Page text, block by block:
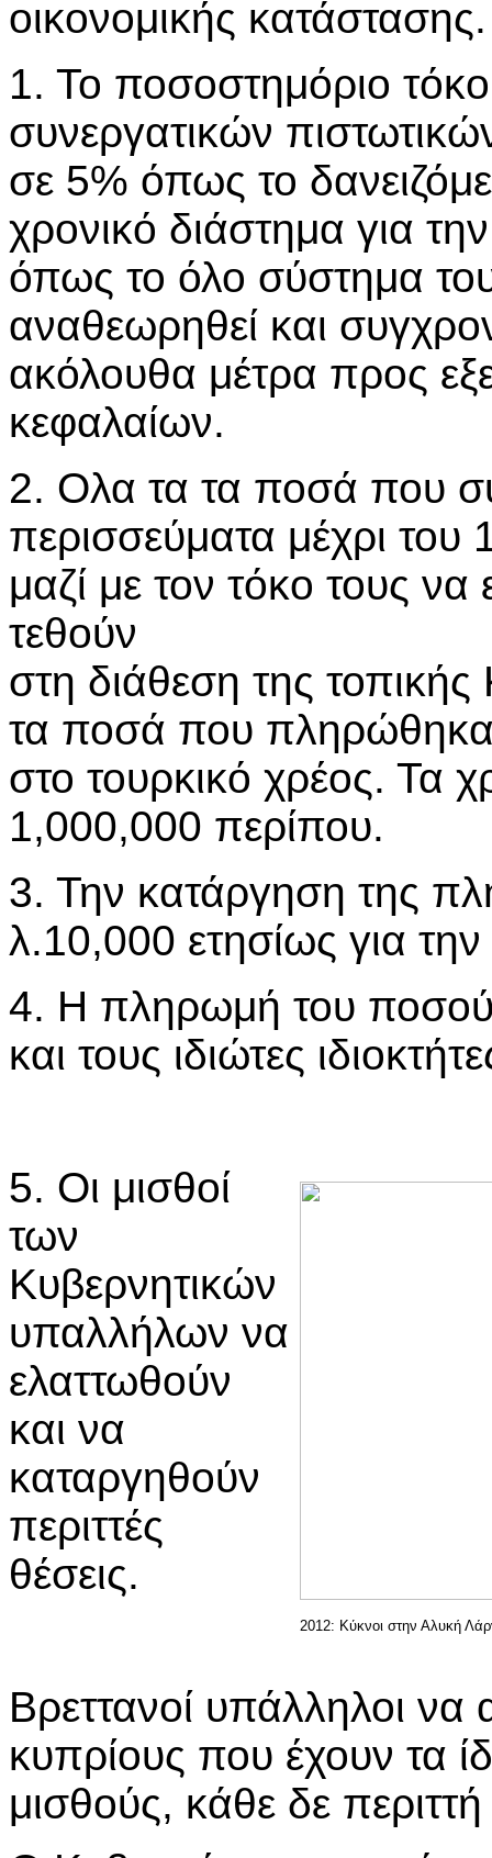
οικονομικής κατάστασης.
1. Το ποσοστημόριο
συνεργατικών
σε 5% όπως το
χρονικό διάστημα για
όπως το όλο σύστημα
αναθεωρηθεί και
ακόλουθα μέτρα προς
κεφαλαίων.
2. Ολα τα τα ποσά που
περισσεύματα μέχρι
μαζί με τον τόκο τους
τεθούν
στη διάθεση της
τα ποσά που
στο τουρκικό χρέος. Τα
1,000,000 περίπου.
3. Την κατάργηση της
λ.10,000 ετησίως για
4. Η πληρωμή του
και τους ιδιώτες
2012: Κύκνοι στην Αλυκή
5. Οι μισθοί
των
Κυβερνητικών
υπαλλήλων να
ελαττωθούν
και να
καταργηθούν
περιττές
θέσεις.
Βρεττανοί υπάλληλοι να
κυπρίους που έχουν τα
μισθούς, κάθε δε